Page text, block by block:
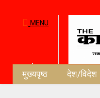
MENU
मुख्यपृष्ठ देश/विदेश